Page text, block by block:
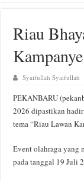
Riau
Syaifullah Syaifullah
PEKANBARU
2026 dipastikan
tema “Riau Lawan
Event olahraga yang
pada tanggal 19 Juli